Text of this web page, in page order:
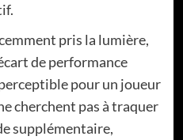
pris la lumière,
de performance
pour un joueur
cherchent pas à traquer
supplémentaire,